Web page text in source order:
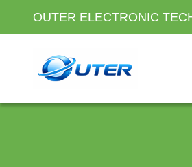
OUTER ELECTRONIC